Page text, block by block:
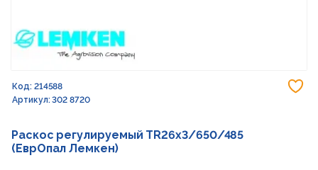
Код: 214588
Артикул: 302 8720
Раскос регулируемый TR26x3/650/485
(ЕврОпал Лемкен)